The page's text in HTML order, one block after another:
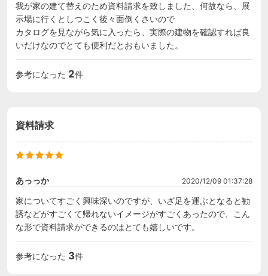
我が家の建て替えのため資料請求を致しました、何故なら、展
示場に行くとしつこく後々面倒くさいので
カタログを見ながら気に入ったら、実際の建物を確認すれば良
いだけなのでとても便利だとおもいました。
参考になった 2件
資料請求
あっっか 2020/12/09 01:37:28
家についてすごく興味深いのですが、いざ足を運ぶとなると勧
誘などがすごくて帰れないイメージがすごくあったので、こん
な形で資料請求ができるのはとても嬉しいです。
参考になった 3件